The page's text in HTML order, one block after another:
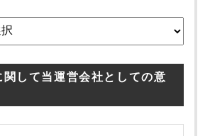
関して当運営会社としての意